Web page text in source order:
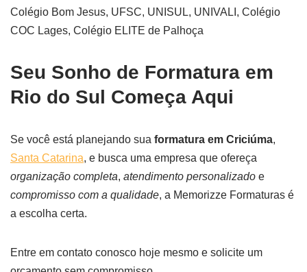
Colégio Bom Jesus, UFSC, UNISUL, UNIVALI, Colégio
COC Lages, Colégio ELITE de Palhoça
Seu Sonho de Formatura em
Rio do Sul Começa Aqui
Se você está planejando sua formatura em Criciúma,
Santa Catarina, e busca uma empresa que ofereça
organização completa, atendimento personalizado e
compromisso com a qualidade, a Memorizze Formaturas é
a escolha certa.
Entre em contato conosco hoje mesmo e solicite um